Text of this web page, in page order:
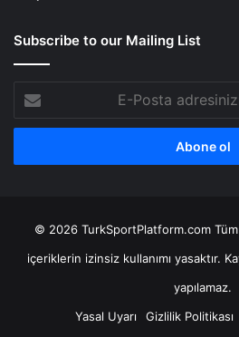
Subscribe to our Mailing List
Posta
adresinizi
© 2026 TurkSportPlatform.com Tüm
içeriklerin izinsiz kullanımı yasaktır.
yapılamaz.
Yasal Uyarı
Gizlilik Politikası